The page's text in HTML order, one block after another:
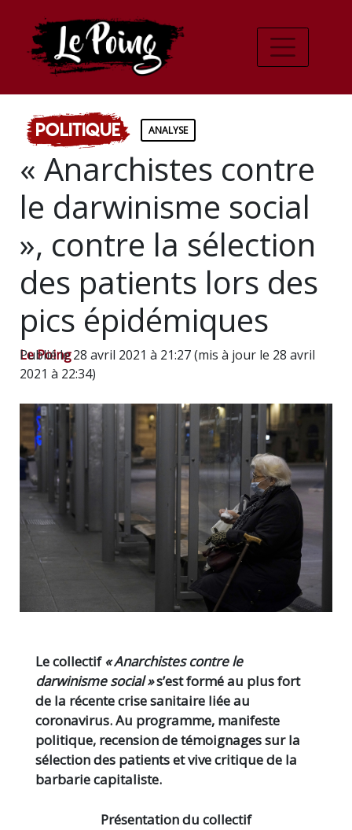
Politique ANALYSE
« Anarchistes contre
le darwinisme social
», contre la sélection
des patients lors des
pics épidémiques
Le Poing
Publié le 28 avril 2021 à 21:27 (mis à jour le 28 avril
2021 à 22:34)
Le collectif« Anarchistes contre le
darwinisme social »s’est formé au plus fort
de la récente crise sanitaire liée au
coronavirus. Au programme, manifeste
politique, recension de témoignages sur la
sélection des patients et vive critique de la
barbarie capitaliste.
Présentation du collectif